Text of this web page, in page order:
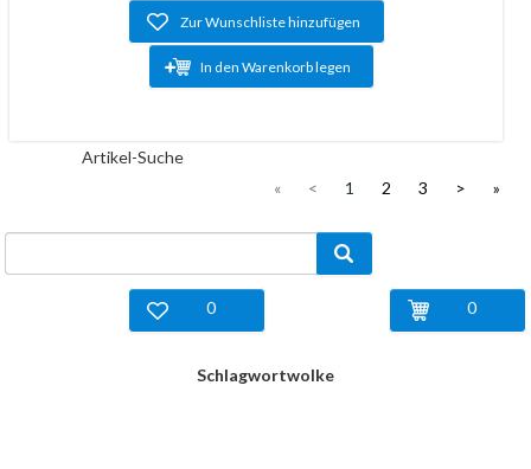
Zur Wunschliste hinzufügen
In den Warenkorb legen
« < 1 2 3 > »
Artikel-Suche
0
0
Schlagwortwolke